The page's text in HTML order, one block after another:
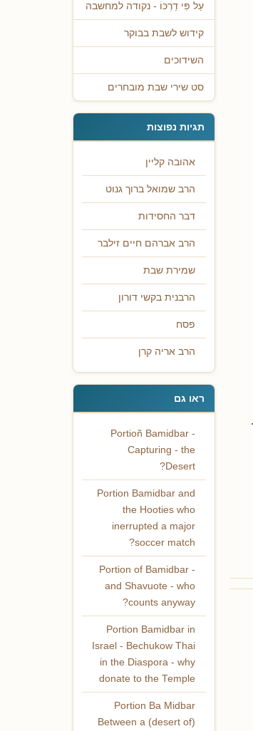
עַל פִּי דַרְכּוֹ - נקודה למחשבה
קידוש לשבת בבוקר
השידוכים
סט שירי שבת מובחרים
תגיות נפוצות
אהובה קליין
הרב שמואל ברוך גנוט
דבר החסידות
הרב אברהם חיים זילבר
שמירת שבת
הרבנית בקשי דורון
פסח
הרב אריה קרן
ראו גם
Portioñ Bamidbar -
Capturing - the
Desert?
Portion Bamidbar and
the Hooties who
inerrupted a major
soccer match?
Portion of Bamidbar -
and Shavuote - who
counts anyway?
Portion Bamidbar in
Israel - Bechukow Thai
in the Diaspora - why
donate to the Temple
Portion Ba Midbar
Between a (desert of)